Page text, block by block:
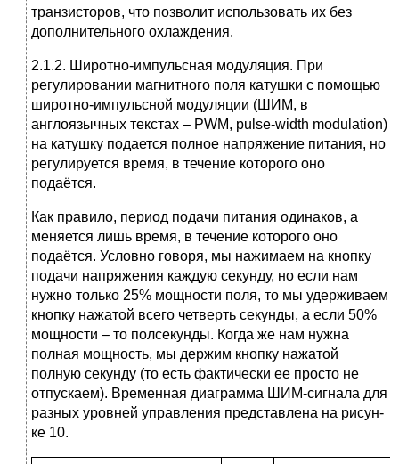
транзисторов, что позволит использовать их без
дополнительного охлаждения.
2.1.2. Широтно-импульсная модуляция. При
регулировании магнитного поля катушки с помощью
широтно-импульсной модуляции (ШИМ, в
англоязычных текстах – PWM, pulse-width modulation)
на катушку подается полное напряжение питания, но
регулируется время, в течение которого оно
подаётся.
Как правило, период подачи питания одинаков, а
меняется лишь время, в течение которого оно
подаётся. Условно говоря, мы нажимаем на кнопку
подачи напряжения каждую секунду, но если нам
нужно только 25% мощности поля, то мы удерживаем
кнопку нажатой всего четверть секунды, а если 50%
мощности – то полсекунды. Когда же нам нужна
полная мощность, мы держим кнопку нажатой
полную секунду (то есть фактически ее просто не
отпускаем). Временная диаграмма ШИМ-сигнала для
разных уровней управления представлена на рисун-
ке 10.